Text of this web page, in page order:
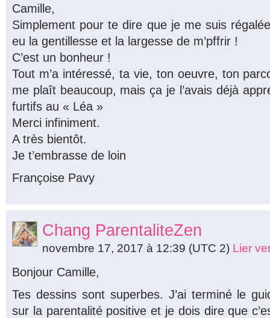
Camille,
Simplement pour te dire que je me suis
eu la gentillesse et la largesse de m’pffrir !
C’est un bonheur !
Tout m’a intéressé, ta vie, ton oeuvre, ton
me plaît beaucoup, mais ça je l’avais déjà
furtifs au « Léa »
Merci infiniment.
A très bientôt.
Je t’embrasse de loin
Françoise Pavy
Chang ParentaliteZen
novembre 17, 2017 à 12:39 (UTC 2) Lier
Bonjour Camille,
Tes dessins sont superbes. J’ai terminé le
sur la parentalité positive et je dois dire que